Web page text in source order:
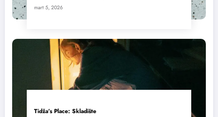
mart 5, 2026
Tidža’s Place: Skladište